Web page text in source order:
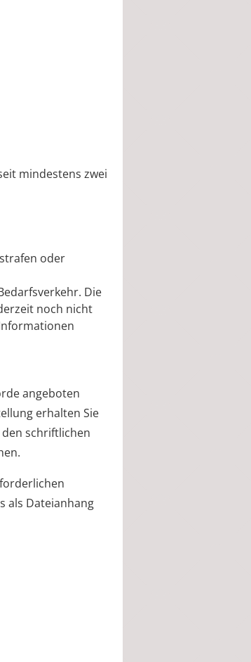
mindestens zwei
oder
Die
noch nicht
angeboten
erhalten Sie
schriftlichen
als Dateianhang